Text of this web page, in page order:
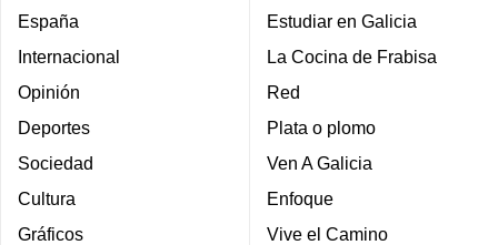
España
Internacional
Opinión
Deportes
Sociedad
Cultura
Gráficos
Estudiar en Galicia
La Cocina de Frabisa
Red
Plata o plomo
Ven A Galicia
Enfoque
Vive el Camino